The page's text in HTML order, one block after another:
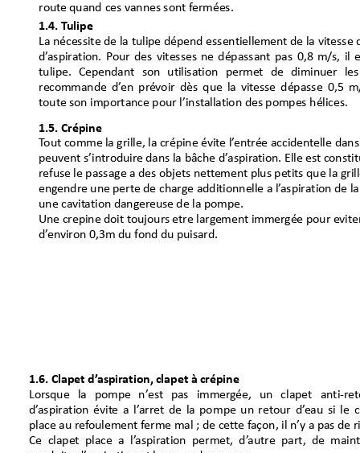
route quand ces vannes sont fermées.
1.4.Tulipe
La nécessite de la tulipe dépend essentiellement de la vitesse
d’aspiration. Pour des vitesses ne dépassant pas 0,8 m/s, il
tulipe. Cependant son utilisation permet de diminuer
recommande d’en prévoir dès que la vitesse dépasse 0,5
toute son importance pour l’installation des pompes hélices.
1.5.Crépine
Toutcommelagrille,lacrépineévitel’entréeaccidentelle
peuvent s’introduiredansla bâched’aspiration.Elleestconst
refusele passageadesobjetsnettementpluspetitsque lagri
engendre unepertede charge additionnelle al’aspirationdela
unecavitationdangereusede lapompe.
Unecrepine doittoujoursetre largementimmergée
d’environ0,3mdufonddupuisard.
1.6. Clapet d’aspiration, clapet à crépine
Lorsque la pompe n’est pas immergée, un clapet anti‐r
d’aspiration évite a l’arret de la pompe un retour d’eau si le
place au refoulement ferme mal ; de cette façon, il n’y a pas de
Ce clapet place a l’aspiration permet, d’autre part, de maint